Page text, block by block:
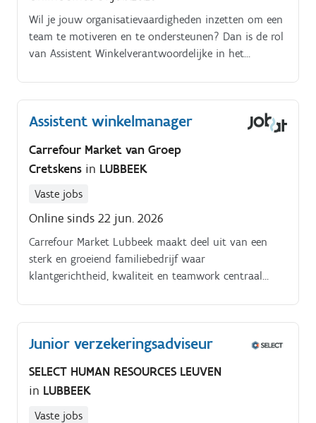
Wil je jouw organisatievaardigheden inzetten om een
team te motiveren en te ondersteunen? Dan is de rol
van Assistent Winkelverantwoordelijke in het
Assistent winkelmanager
Carrefour Market van Groep
Cretskens in LUBBEEK
Vaste jobs
Online sinds 22 jun. 2026
Carrefour Market Lubbeek maakt deel uit van een
sterk en groeiend familiebedrijf waar
klantgerichtheid, kwaliteit en teamwork centraal
een aangename en vlotte winkelervaring te bieden.
Junior verzekeringsadviseur
SELECT HUMAN RESOURCES LEUVEN
in LUBBEEK
Vaste jobs